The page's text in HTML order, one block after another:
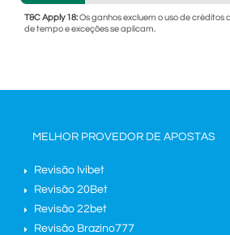
T&C Apply 18:Os ganhos excluem o uso de créditos
de tempo e exceções se aplicam.
MELHOR PROVEDOR DE APOSTAS
Revisão Ivibet
Revisão 20Bet
Revisão 22bet
Revisão Brazino777